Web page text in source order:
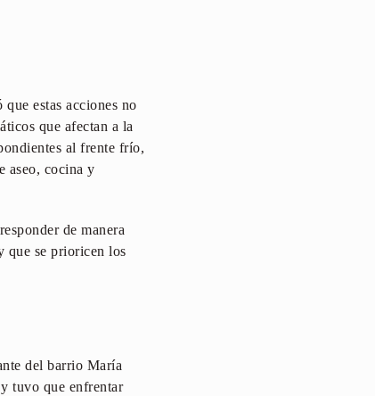
estas acciones no
que afectan a la
al frente frío,
aseo, cocina y
de manera
que se prioricen los
del barrio María
tuvo que enfrentar